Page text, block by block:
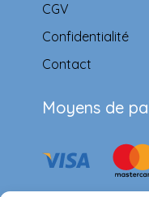
CGV
Confidentialité
Contact
Moyens de